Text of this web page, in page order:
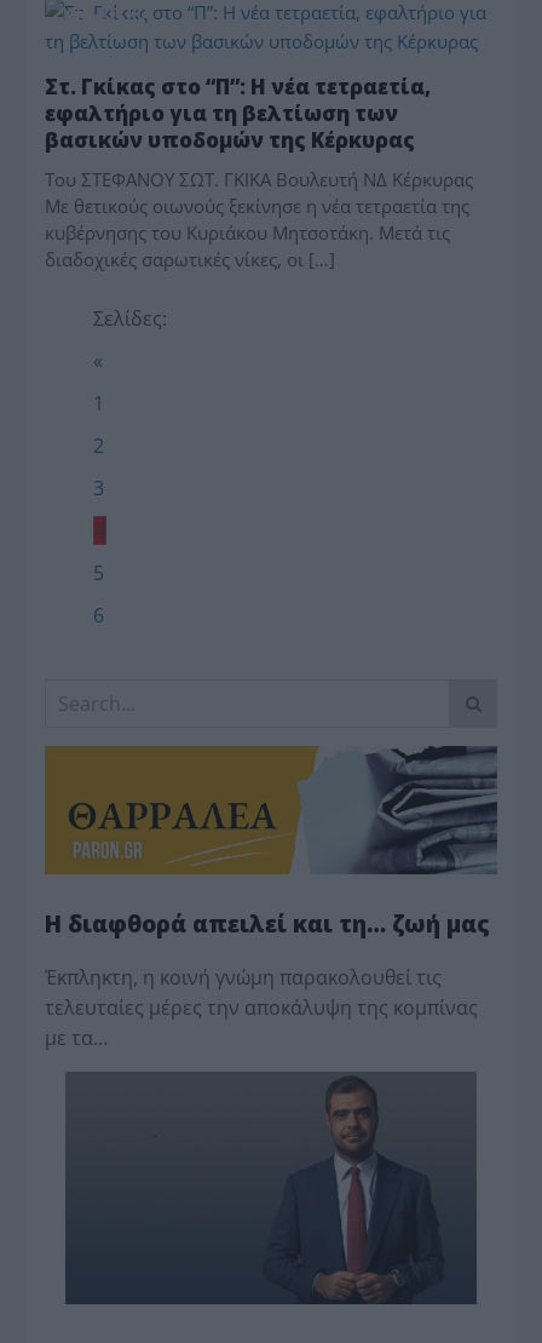
ΔΗΜΟΤΙΚΑ
Στ. Γκίκας στο “Π”: Η νέα τετραετία,
εφαλτήριο για τη βελτίωση των
βασικών υποδομών της Κέρκυρας
Του ΣΤΕΦΑΝΟΥ ΣΩΤ. ΓΚΙΚΑ Βουλευτή ΝΔ Κέρκυρας
Mε θετικούς οιωνούς ξεκίνησε η νέα τετραετία της
κυβέρνησης του Κυριάκου Μητσοτάκη. Μετά τις
διαδοχικές σαρωτικές νίκες, οι […]
Σελίδες:
«
1
2
3
4
5
6
Η διαφθορά απειλεί και τη… ζωή μας
Έκπληκτη, η κοινή γνώμη παρακολουθεί τις
τελευταίες μέρες την αποκάλυψη της κο­μπίνας
με τα…